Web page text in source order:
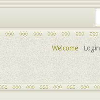
Welcome Login